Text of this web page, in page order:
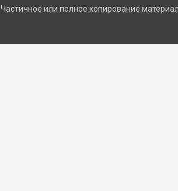
Частичное или полное копирование